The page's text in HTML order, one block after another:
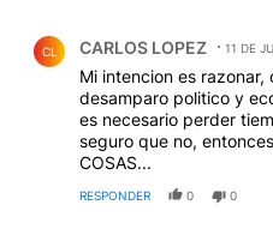
CL CARLOS LOPEZ 11 DE
Mi intencion es razonar,
desamparo politico y
es necesario perder
seguro que no,
COSAS...
RESPONDER 0 0